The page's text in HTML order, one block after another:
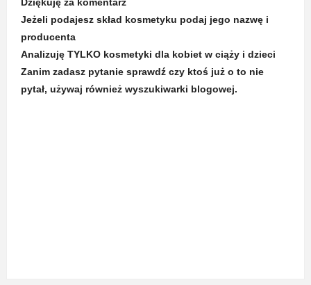
Dziękuję za komentarz
Jeżeli podajesz skład kosmetyku podaj jego nazwę i
producenta
Analizuję TYLKO kosmetyki dla kobiet w ciąży i dzieci
Zanim zadasz pytanie sprawdź czy ktoś już o to nie
pytał, używaj również wyszukiwarki blogowej.